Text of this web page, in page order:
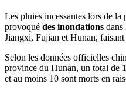
Les pluies incessantes lors de
provoqué des inondations dans
Jiangxi, Fujian et Hunan,
Selon les données officielles
province du Hunan, un total de
et au moins 10 sont morts en